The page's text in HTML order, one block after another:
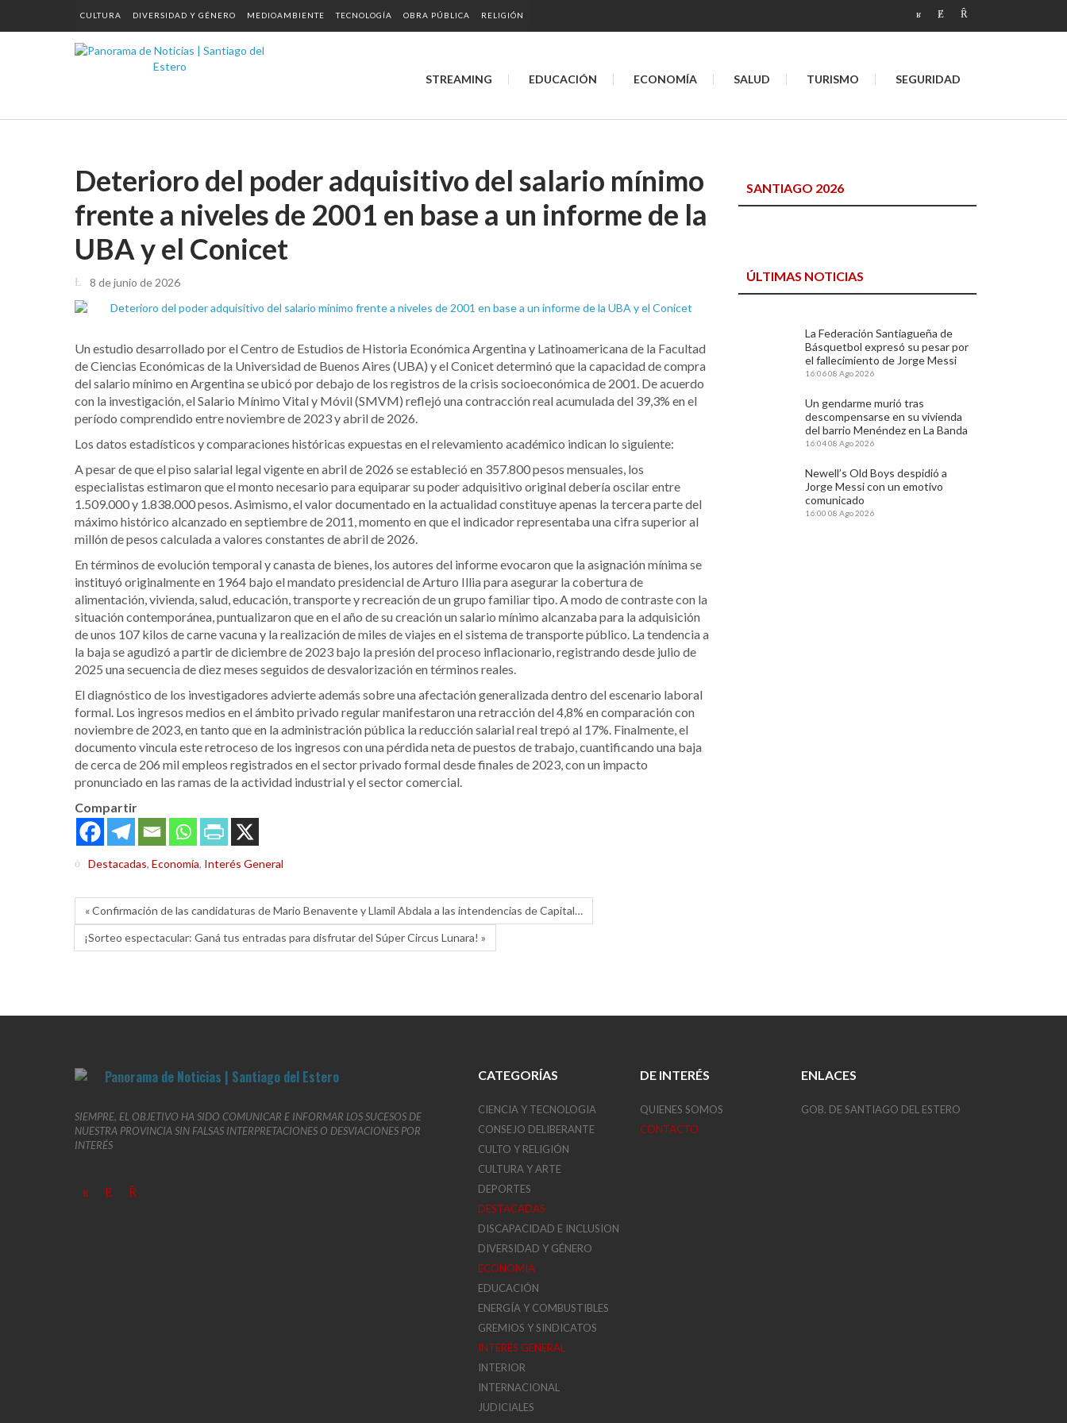
CULTURA DIVERSIDAD Y GÉNERO MEDIOAMBIENTE TECNOLOGÍA OBRA PÚBLICA RELIGIÓN
STREAMING EDUCACIÓN ECONOMÍA SALUD TURISMO SEGURIDAD
Deterioro del poder adquisitivo del salario mínimo
frente a niveles de 2001 en base a un informe de la
UBA y el Conicet
8 de junio de 2026
Un estudio desarrollado por el Centro de Estudios de Historia Económica Argentina y Latinoamericana de la Facultad
de Ciencias Económicas de la Universidad de Buenos Aires (UBA) y el Conicet determinó que la capacidad de compra
del salario mínimo en Argentina se ubicó por debajo de los registros de la crisis socioeconómica de 2001. De acuerdo
con la investigación, el Salario Mínimo Vital y Móvil (SMVM) reflejó una contracción real acumulada del 39,3% en el
período comprendido entre noviembre de 2023 y abril de 2026.
Los datos estadísticos y comparaciones históricas expuestas en el relevamiento académico indican lo siguiente:
A pesar de que el piso salarial legal vigente en abril de 2026 se estableció en 357.800 pesos mensuales, los
especialistas estimaron que el monto necesario para equiparar su poder adquisitivo original debería oscilar entre
1.509.000 y 1.838.000 pesos.Asimismo, el valor documentado en la actualidad constituye apenas la tercera parte del
máximo histórico alcanzado en septiembre de 2011, momento en que el indicador representaba una cifra superior al
millón de pesos calculada a valores constantes de abril de 2026.
En términos de evolución temporal y canasta de bienes, los autores del informe evocaron que la asignación mínima se
instituyó originalmente en 1964 bajo el mandato presidencial de Arturo Illia para asegurar la cobertura de
alimentación, vivienda, salud, educación, transporte y recreación de un grupo familiar tipo.A modo de contraste con la
situación contemporánea, puntualizaron que en el año de su creación un salario mínimo alcanzaba para la adquisición
de unos 107 kilos de carne vacuna y la realización de miles de viajes en el sistema de transporte público. La tendencia a
la baja se agudizó a partir de diciembre de 2023 bajo la presión del proceso inflacionario, registrando desde julio de
2025 una secuencia de diez meses seguidos de desvalorización en términos reales.
El diagnóstico de los investigadores advierte además sobre una afectación generalizada dentro del escenario laboral
formal. Los ingresos medios en el ámbito privado regular manifestaron una retracción del 4,8% en comparación con
noviembre de 2023, en tanto que en la administración pública la reducción salarial real trepó al 17%. Finalmente, el
documento vincula este retroceso de los ingresos con una pérdida neta de puestos de trabajo, cuantificando una baja
de cerca de 206 mil empleos registrados en el sector privado formal desde finales de 2023, con un impacto
pronunciado en las ramas de la actividad industrial y el sector comercial.
Compartir
Destacadas, Economía, Interés General
« Confirmación de las candidaturas de Mario Benavente y Llamil Abdala a las intendencias de Capital…
¡Sorteo espectacular: Ganá tus entradas para disfrutar del Súper Circus Lunara! »
SANTIAGO 2026
ÚLTIMAS NOTICIAS
La Federación Santiagueña de
Básquetbol expresó su pesar por
el fallecimiento de Jorge Messi
16:0608 Ago 2026
Un gendarme murió tras
descompensarse en su vivienda
del barrio Menéndez en La Banda
16:0408 Ago 2026
Newell’s Old Boys despidió a
Jorge Messi con un emotivo
comunicado
16:00 08 Ago 2026
SIEMPRE, EL OBJETIVO HA SIDO COMUNICAR E INFORMAR LOS SUCESOS DE
NUESTRA PROVINCIA SIN FALSAS INTERPRETACIONES O DESVIACIONES POR
INTERÉS
CATEGORÍAS
CIENCIA Y TECNOLOGIA
CONSEJO DELIBERANTE
CULTO Y RELIGIÓN
CULTURA Y ARTE
DEPORTES
DESTACADAS
DISCAPACIDAD E INCLUSION
DIVERSIDAD Y GÉNERO
ECONOMÍA
EDUCACIÓN
ENERGÍA Y COMBUSTIBLES
GREMIOS Y SINDICATOS
INTERÉS GENERAL
INTERIOR
INTERNACIONAL
JUDICIALES
DE INTERÉS
QUIENES SOMOS
CONTACTO
ENLACES
GOB. DE SANTIAGO DEL ESTERO